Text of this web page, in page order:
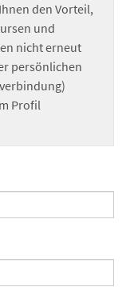
den Vorteil,
und
nicht erneut
persönlichen
Profil